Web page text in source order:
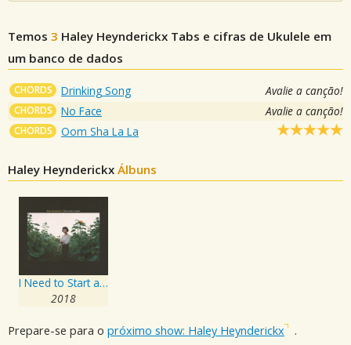
Temos 3 Haley Heynderickx Tabs e cifras de Ukulele em
um banco de dados
CHORDS Drinking Song Avalie a canção!
CHORDS No Face Avalie a canção!
CHORDS Oom Sha La La
Haley Heynderickx Álbuns
I Need to Start a Garden
2018
Prepare-se para o próximo show: Haley Heynderickx .